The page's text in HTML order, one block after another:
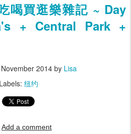
喝買逛樂雜記 ~ Day
+ Central Park +
2014by Lisa
Labels: 纽约
Add a comment